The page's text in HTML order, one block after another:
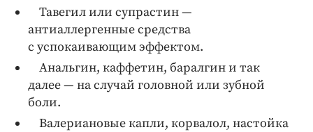
Тавегил или супрастин —
антиаллергенные средства
с успокаивающим эффектом.
Анальгин, каффетин, баралгин и так
далее — на случай головной или зубной
боли.
Валериановые капли, корвалол, настойка